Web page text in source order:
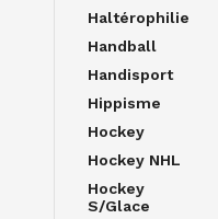
Haltérophilie
Handball
Handisport
Hippisme
Hockey
Hockey NHL
Hockey
S/glace